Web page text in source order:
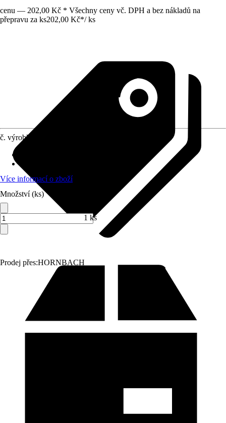
cenu — 202,00 Kč * Všechny ceny vč. DPH a bez nákladů na
přepravu za ks202,00 Kč*/ ks
Prodej přes:HORNBACH
č. výrobku
Více informací o zboží
Množství (ks)
1 ks